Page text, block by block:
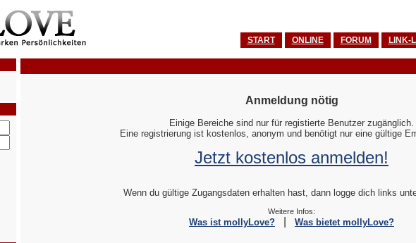
START ONLINE FORUM LINK-
Anmeldung nötig
Einige Bereiche sind nur für registierte Benutzer zugänglich.
Eine registrierung ist kostenlos, anonym und benötigt nur eine gültige
Jetzt kostenlos anmelden!
Wenn du gültige Zugangsdaten erhalten hast, dann logge dich links
Weitere Infos:
Was ist mollyLove? Was bietet mollyLove?